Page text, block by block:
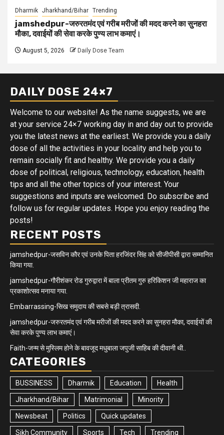
Dharmik Jharkhand/Bihar Trending
jamshedpur-जरुरतमंद एवं गरीब मरीजों की मदद करने का सुनहरा
मौका, दवाईयों की सेवा करके पुण्य लाभ कमाएं।
August 5, 2026 Daily Dose Team
DAILY DOSE 24×7
Welcome to our website! As the name suggests, we are
at your service 24×7 working day in and day out to provide
you the latest news at the earliest. We provide you a daily
dose of all the activities in your locality and help you to
remain socially fit and healthy. We provide you a daily
dose of political, religious, technology, education, health
tips and all the other topics of your interest. Your
suggestions and inputs are welcomed. Do subscribe and
follow us for regular updates. Hope you enjoy reading the
posts!
RECENT POSTS
jamshedpur-जसविन कौर एवं उनके पिता हरजिंदर सिंह को सीजीपीसी द्वारा सम्मानित
किया गया.
jamshedpur-गौरीशंकर रोड गुरुद्वारा में बाला प्रीतम गुरु हरिकिशन जी महाराज का
प्रकाशोत्सव मनाया गया.
Embarrassing-सिख समुदाय की सबसे बड़ी त्रासदी.
jamshedpur-जरुरतमंद एवं गरीब मरीजों की मदद करने का सुनहरा मौका, दवाईयों की
सेवा करके पुण्य लाभ कमाएं।
Faith-जन्म से मुस्लिम होने के बावजूद मधुबाला जपुजी साहिब की दीवानी थी..
CATEGORIES
BUSSINESS Dharmik Education Health
Jharkhand/Bihar Matrimonial Minority
Newsbeat Politics Quick updates
Sikh Community Sports Tech Trending